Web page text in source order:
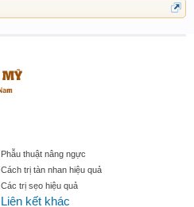
Phẫu thuật nâng ngực
Cách trị tàn nhan hiệu quả
Các trị sẹo hiệu quả
Liên kết khác